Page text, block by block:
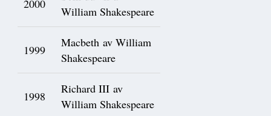
2000
William Shakespeare
1999
Macbeth av William
Shakespeare
1998
Richard III av
William Shakespeare